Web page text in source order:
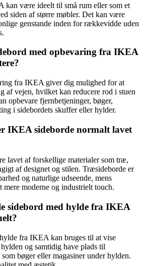
kan være ideelt til små rum eller som et
siden af større møbler. Det kan være
genstande inden for rækkevidde uden
med opbevaring fra IKEA
fra IKEA giver dig mulighed for at
af vejen, hvilket kan reducere rod i stuen
opbevare fjernbetjeninger, bøger,
i sidebordets skuffer eller hylder.
IKEA sideborde normalt lavet
lavet af forskellige materialer som træ,
af designet og stilen. Træsideborde er
og naturlige udseende, mens
mere moderne og industrielt touch.
sidebord med hylde fra IKEA
fra IKEA kan bruges til at vise
og samtidig have plads til
bøger eller magasiner under hylden.